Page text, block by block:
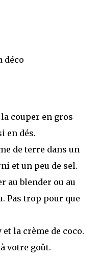
déco
couper en gros
en dés.
de terre dans un
et un peu de sel.
au blender ou au
Pas trop pour que
la crème de coco.
votre goût.